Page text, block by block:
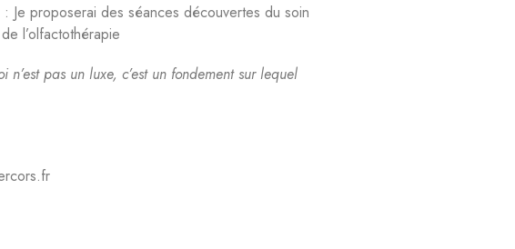
Je proposerai des séances découvertes du soin
l’olfactothérapie
pas un luxe, c’est un fondement sur lequel